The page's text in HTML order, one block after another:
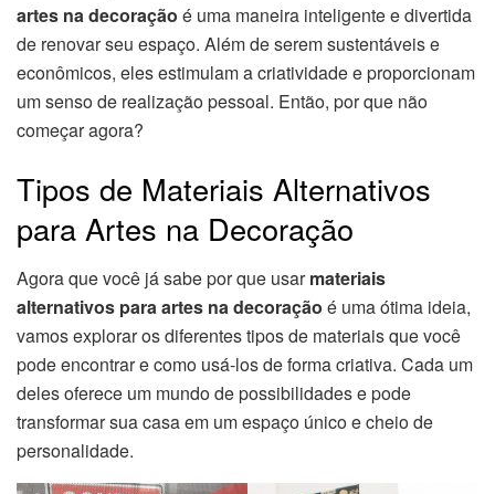
artes na decoração é uma maneira inteligente e divertida
de renovar seu espaço. Além de serem sustentáveis e
econômicos, eles estimulam a criatividade e proporcionam
um senso de realização pessoal. Então, por que não
começar agora?
Tipos de Materiais Alternativos
para Artes na Decoração
Agora que você já sabe por que usarmateriais
alternativos para artes na decoração é uma ótima ideia,
vamos explorar os diferentes tipos de materiais que você
pode encontrar e como usá-los de forma criativa. Cada um
deles oferece um mundo de possibilidades e pode
transformar sua casa em um espaço único e cheio de
personalidade.